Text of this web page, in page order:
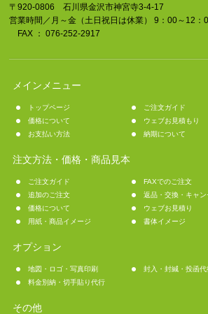
〒920-0806 石川県金沢市神宮寺3-4-17
営業時間／月～金（土日祝日は休業） 9：00～12
FAX ： 076-252-2917
メインメニュー
トップページ
ご注文ガイド
価格について
ウェブお見積もり
お支払い方法
納期について
注文方法・価格・商品見本
ご注文ガイド
FAXでのご注文
追加のご注文
返品・交換・キャン
価格について
ウェブお見積り
用紙・商品イメージ
書体イメージ
オプション
地図・ロゴ・写真印刷
封入・封緘・投函代
料金別納・切手貼り代行
その他